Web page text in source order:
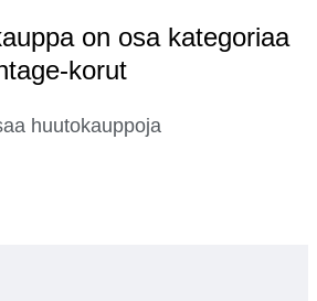
on osa kategoriaa
korut
huutokauppoja